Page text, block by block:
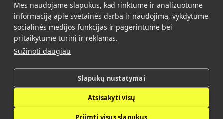
О нас Контакты
Правила Покупки
Vidalis © 2026. Все права защищены.
Политика конфиденциальности
Mes naudojame slapukus, kad rinktume ir analizuotume
informaciją apie svetainės darbą ir naudojimą, vykdytume
socialinės medijos funkcijas ir pagerintume bei
pritaikytume turinį ir reklamas.
Sužinoti daugiau
Slapukų nustatymai
Atsisakyti visų
Priimti visus slapukus